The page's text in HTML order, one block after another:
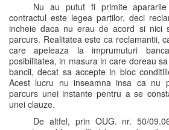
Nu au putut fi primite
contractul este legea partilor, deci
incheie daca nu erau de acord si nici
parcurs. Realitatea este ca reclamantii,
care apeleaza la imprumuturi
posibilitatea, in masura in care doreau
bancii, decat sa accepte in bloc
Acest lucru nu inseamna insa ca nu
parcurs unei instante pentru a se
unei clauze.
De altfel, prin OUG. nr. 50/